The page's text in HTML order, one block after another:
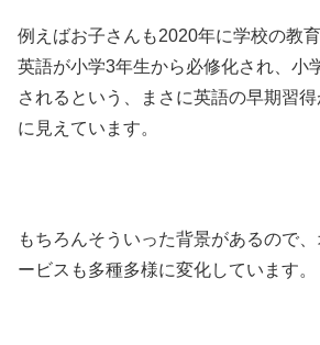
例えばお子さんも2020年に学校の教
英語が小学3年生から必修化され、小
されるという、まさに英語の早期習
に見えています。
もちろんそういった背景があるので
ービスも多種多様に変化しています。